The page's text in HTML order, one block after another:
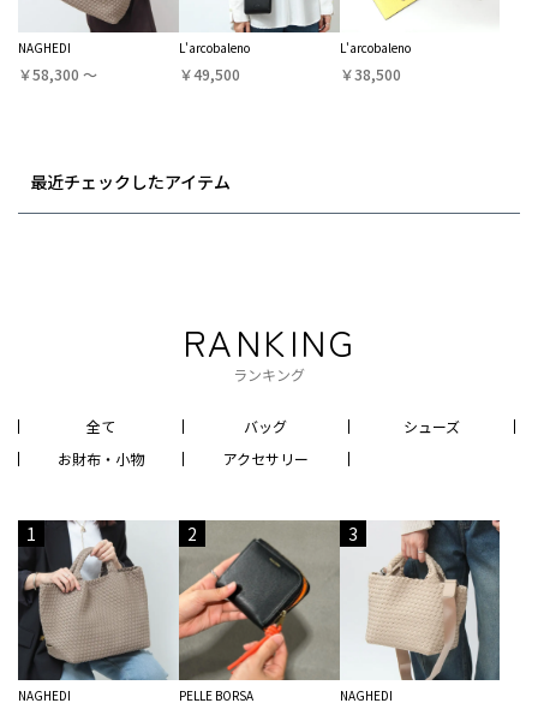
NAGHEDI
￥58,300 〜
L'arcobaleno
￥49,500
L'arcobaleno
￥38,500
最近チェックしたアイテム
RANKING
ランキング
全て バッグ
シューズ
お財布・小物
アクセサリー
1
NAGHEDI
2
PELLE BORSA
3
NAGHEDI